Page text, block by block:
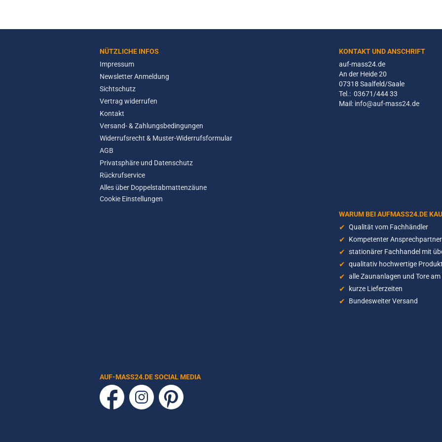
NÜTZLICHE INFOS
Impressum
Newsletter Anmeldung
Sichtschutz
Vertrag widerrufen
Kontakt
Versand- & Zahlungsbedingungen
Widerrufsrecht & Muster-Widerrufsformular
AGB
Privatsphäre und Datenschutz
Rückrufservice
Alles über Doppelstabmattenzäune
Cookie Einstellungen
KONTAKT UND ANSCHRIFT
auf-mass24.de
An der Heide 20
07318 Saalfeld/Saale
Tel.: 03671/444 33
Mail: info@auf-mass24.de
WARUM BEI AUFMASS24.DE
Qualität vom Fachhändler
Kompetenter
stationärer Fachhandel mit
qualitativ hochwertige
alle Zaunanlagen und Tore
kurze Lieferzeiten
Bundesweiter Versand
AUF-MASS24.DE SOCIAL MEDIA